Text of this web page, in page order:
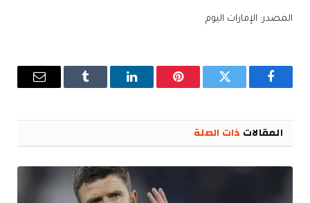
المصدر: الإمارات اليوم
فيسبوك تويتر بينتيريستلينكدإن Tumblr
البريد
المقالات ذات الصلة